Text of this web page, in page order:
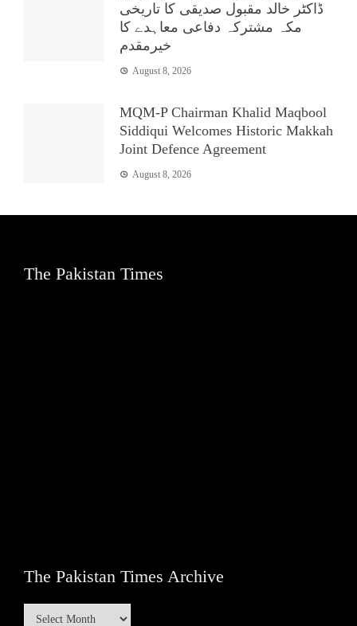
ڈاکٹر خالد مقبول صدیقی کا تاریخی
مکہ مشترکہ دفاعی معاہدے کا
خیرمقدم
August 8, 2026
MQM-P Chairman Khalid Maqbool
Siddiqui Welcomes Historic Makkah
Joint Defence Agreement
August 8, 2026
The Pakistan Times
The Pakistan Times Archive
The